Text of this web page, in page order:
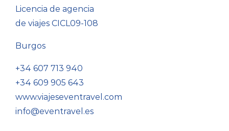
Licencia de agencia
de viajes CICL09-108
Burgos
+34 607 713 940
+34 609 905 643
www.viajeseventravel.com
info@eventravel.es